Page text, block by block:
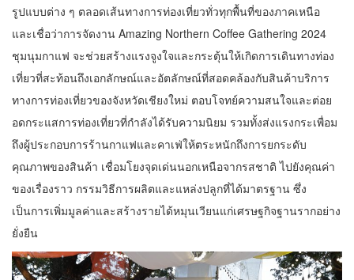
รูปแบบต่าง ๆ ตลอดเส้นทางการท่องเที่ยวทั่วทุกพื้นที่ของภาคเหนือ
และเชื่อว่าการจัดงาน Amazing Northern Coffee Gathering 2024
ชุมนุมกาแฟ จะช่วยสร้างแรงจูงใจและกระตุ้นให้เกิดการเดินทางท่อง
เที่ยวที่สะท้อนถึงเอกลักษณ์และอัตลักษณ์ที่สอดคล้องกับสินค้าบริการ
ทางการท่องเที่ยวของจังหวัดเชียงใหม่ ตอบโจทย์ความสนใจและต่อย
อดกระแสการท่องเที่ยวที่กำลังได้รับความนิยม รวมทั้งส่งแรงกระเพื่อม
ถึงผู้ประกอบการร้านกาแฟและคาเฟ่ให้ตระหนักถึงการยกระดับ
คุณภาพของสินค้า เชื่อมโยงจุดเด่นนอกเหนือจากรสชาติ ไปยังคุณค่า
ของเรื่องราว กรรมวิธีการผลิตและแหล่งปลูกที่ได้มาตรฐาน ซึ่ง
เป็นการเพิ่มมูลค่าและสร้างรายได้หมุนเวียนแก่เศรษฐกิจฐานรากอย่าง
ยั่งยืน